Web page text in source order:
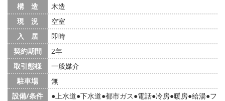
構 造
木造
現 況
空室
入 居
即時
契約期間
2年
取引態様
一般媒介
駐車場
無
設備/条件
上水道 下水道 都市ガス 電話 冷房 暖房 給湯 フ